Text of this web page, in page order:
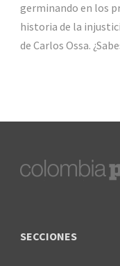
germinando en los
historia de la
de Carlos Ossa.
SECCIONES